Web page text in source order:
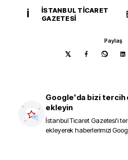
İ
İSTANBUL TICARET
GAZETESI
Paylaş
Google'da bizi tercih
ekleyin
İstanbul Ticaret Gazetesi'i
ekleyerek haberlerimizi